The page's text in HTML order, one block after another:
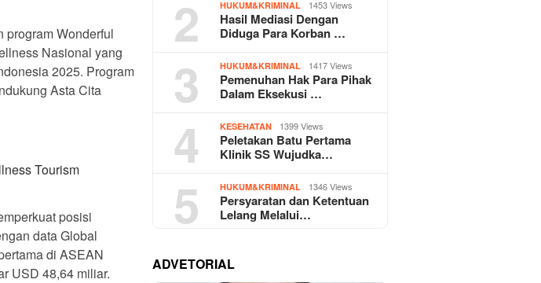
program Wonderful
Nasional yang
2025. Program
Asta Cita
Tourism
posisi
data Global
di ASEAN
USD 48,64 miliar.
2 HUKUM&KRIMINAL 1453 Views
Hasil Mediasi Dengan
Diduga Para Korban …
3 HUKUM&KRIMINAL 1417 Views
Pemenuhan Hak Para Pihak
Dalam Eksekusi …
4 KESEHATAN 1399 Views
Peletakan Batu Pertama
Klinik SS Wujudka…
5 HUKUM&KRIMINAL 1346 Views
Persyaratan dan Ketentuan
Lelang Melalui…
ADVETORIAL